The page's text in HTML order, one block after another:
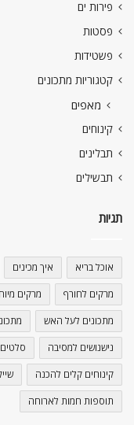
פירות ים
פסטות
פשטידות
קטגוריות מתכונים
מאפים
קינוחים
תבלינים
תבשילים
תגיות
אוכל בריא איך מכינים
מרקים לחורף מרקים
מתכונים לעל האש
נישנושים למסיבה
קינוחים קלים להכנה
תוספות חמות לארוחה